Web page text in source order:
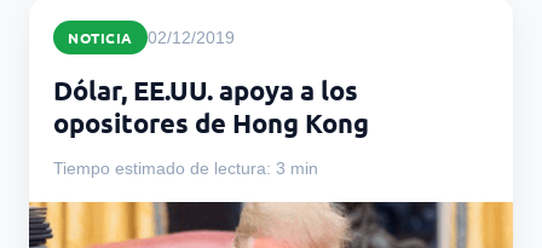
NOTICIA 02/12/2019
Dólar, EE.UU. apoya a los
opositores de Hong Kong
Tiempo estimado de lectura: 3 min